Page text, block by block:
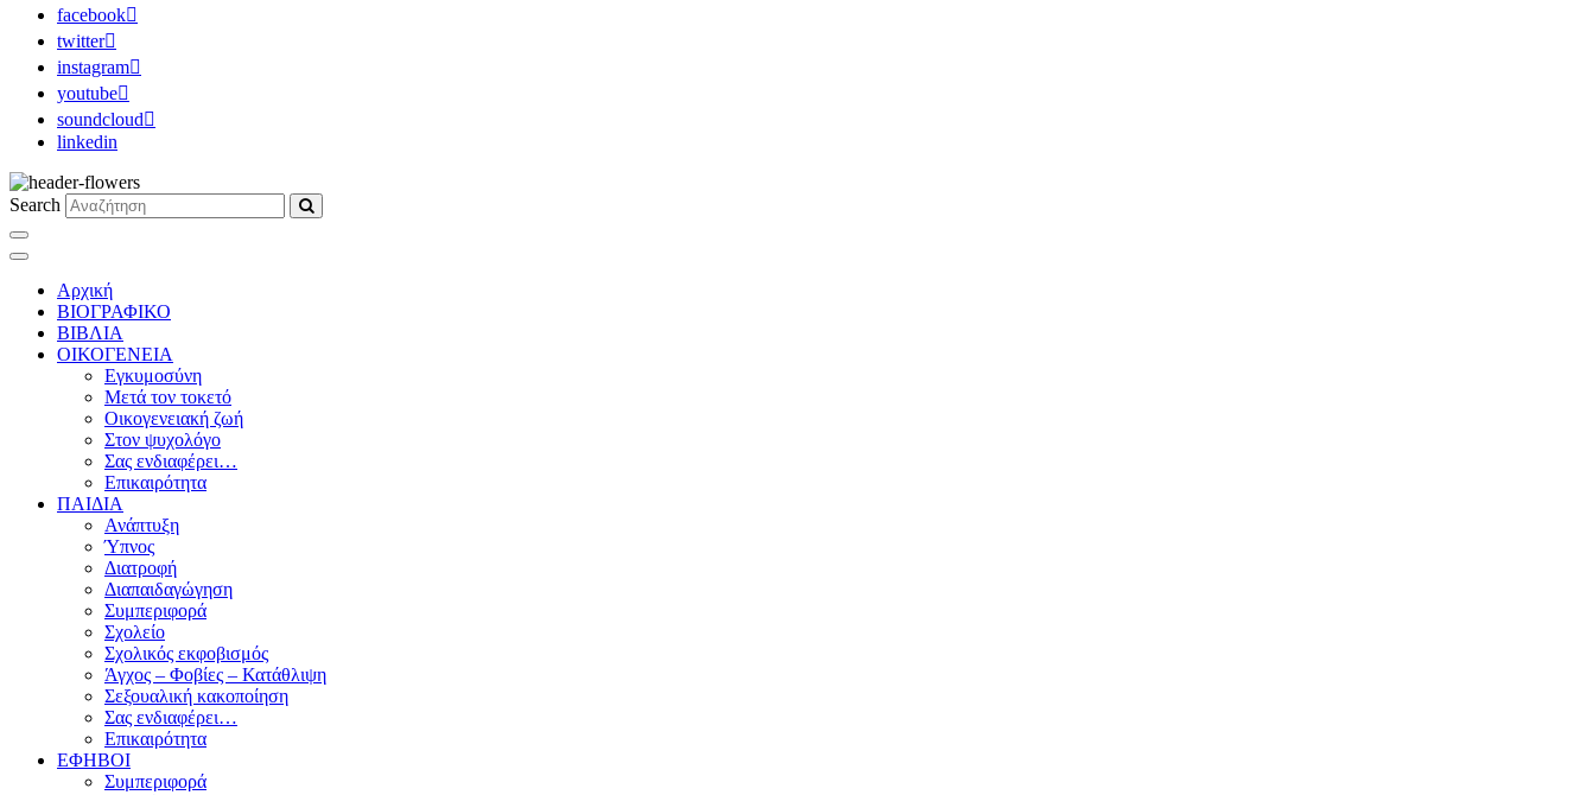
facebook
twitter
instagram
youtube
soundcloud
linkedin
Search
Αρχική
ΒΙΟΓΡΑΦΙΚΟ
ΒΙΒΛΙΑ
ΟΙΚΟΓΕΝΕΙΑ
Εγκυμοσύνη
Μετά τον τοκετό
Οικογενειακή ζωή
Στον ψυχολόγο
Σας ενδιαφέρει…
Επικαιρότητα
ΠΑΙΔΙΑ
Ανάπτυξη
Ύπνος
Διατροφή
Διαπαιδαγώγηση
Συμπεριφορά
Σχολείο
Σχολικός εκφοβισμός
Άγχος – Φοβίες – Κατάθλιψη
Σεξουαλική κακοποίηση
Σας ενδιαφέρει…
Επικαιρότητα
ΕΦΗΒΟΙ
Συμπεριφορά